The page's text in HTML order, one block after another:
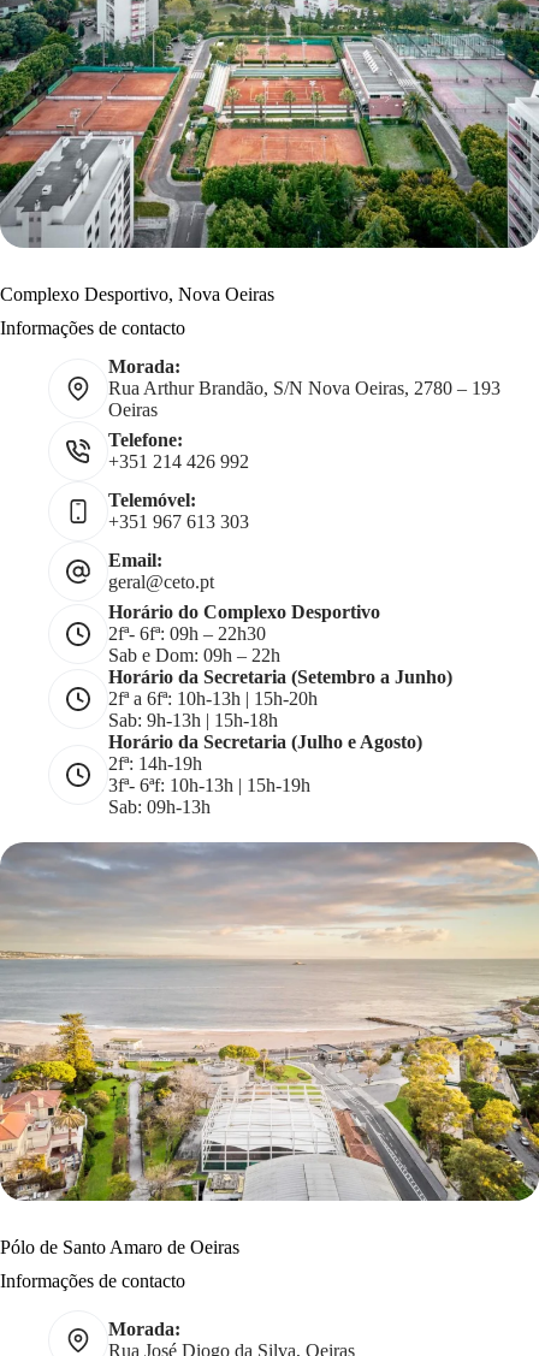
Complexo Desportivo, Nova Oeiras
Informações de contacto
Morada:
Rua Arthur Brandão, S/N Nova Oeiras, 2780 – 193
Oeiras
Telefone:
+351 214 426 992
Telemóvel:
+351 967 613 303
Email:
geral@ceto.pt
Horário do Complexo Desportivo
2fª- 6fª: 09h – 22h30
Sab e Dom: 09h – 22h
Horário da Secretaria (Setembro a Junho)
2fª a 6fª: 10h-13h | 15h-20h
Sab: 9h-13h | 15h-18h
Horário da Secretaria (Julho e Agosto)
2fª: 14h-19h
3fª- 6ªf: 10h-13h | 15h-19h
Sab: 09h-13h
Pólo de Santo Amaro de Oeiras
Informações de contacto
Morada:
Rua José Diogo da Silva, Oeiras